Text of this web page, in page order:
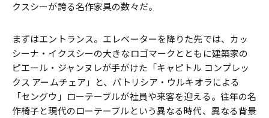
クスシーが誇る名作家具の数々だ。
まずはエントランス。エレベーターを降りた先では、カッ
シーナ・イクスシーの大きなロゴマークとともに建築家の
ピエール・ジャンヌレが手がけた「キャピトル コンプレッ
クス アームチェア」と、パトリシア・ウルキオラによる
「セングウ」ローテーブルが社員や来客を迎える。往年の名
作椅子と現代のローテーブルという異なる時代、異なる背景